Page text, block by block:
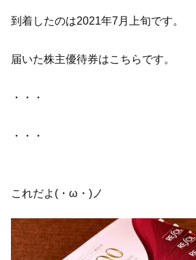
到着したのは2021年7月上旬です。
届いた株主優待券はこちらです。
・・・
・・・
これだよ(・ω・)ノ